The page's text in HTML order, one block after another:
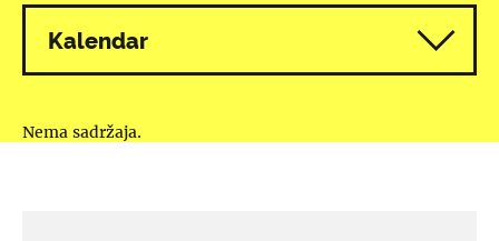
Kalendar
Nema sadržaja.